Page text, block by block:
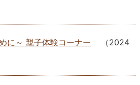
に～ 親子体験コーナー （2024